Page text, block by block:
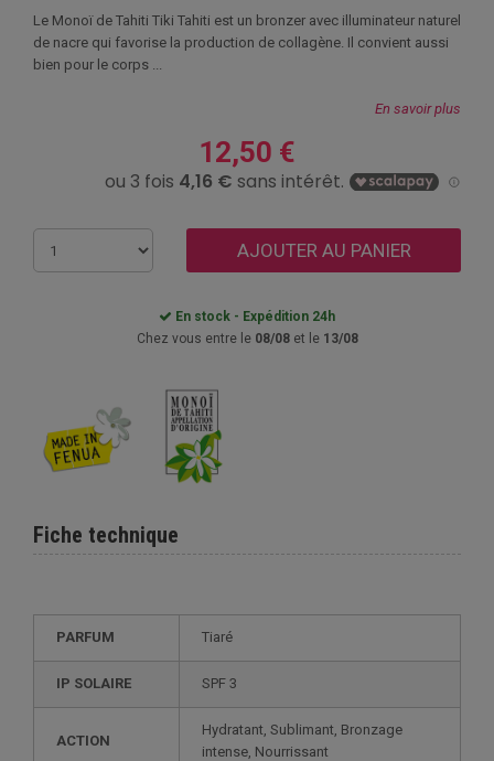
Le Monoï de Tahiti Tiki Tahiti est un bronzer avec illuminateur naturel
de nacre qui favorise la production de collagène. Il convient aussi
bien pour le corps ...
En savoir plus
12,50 €
AJOUTER AU PANIER
En stock - Expédition 24h
Chez vous entre le 08/08et le 13/08
Fiche technique
PARFUM Tiaré
IP SOLAIRE SPF 3
ACTION
Hydratant, Sublimant, Bronzage
intense, Nourrissant